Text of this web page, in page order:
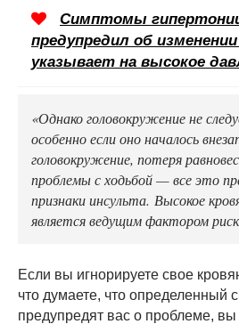
Симптомы
предупредил об
указывает на высокое
«Однако головокружение не
особенно если оно началось
головокружение, потеря
проблемы с ходьбой — все это
признаки инсульта. Высокое
является ведущим фактором
Если вы игнорируете свое
что думаете, что определенный
предупредят вас о проблеме, вы